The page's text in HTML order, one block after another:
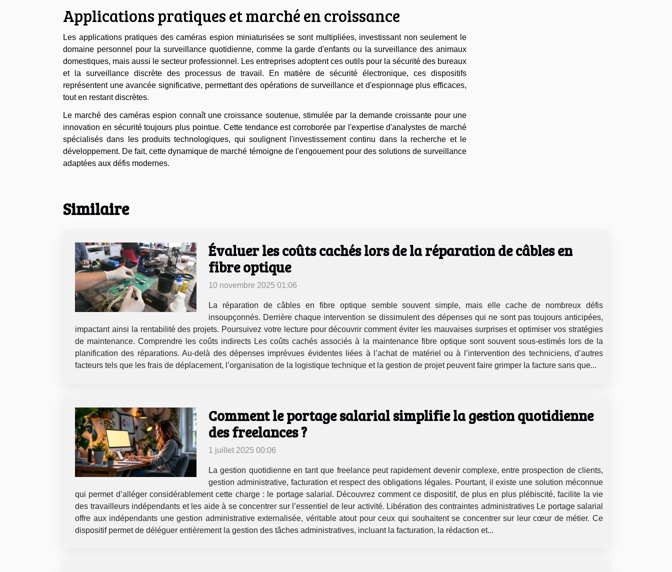
Applications pratiques et marché en croissance
Les applications pratiques des caméras espion miniaturisées se sont multipliées, investissant non seulement le
domaine personnel pour la surveillance quotidienne, comme la garde d'enfants ou la surveillance des animaux
domestiques, mais aussi le secteur professionnel. Les entreprises adoptent ces outils pour la sécurité des bureaux
et la surveillance discrète des processus de travail. En matière de sécurité électronique, ces dispositifs
représentent une avancée significative, permettant des opérations de surveillance et d'espionnage plus efficaces,
tout en restant discrètes.
Le marché des caméras espion connaît une croissance soutenue, stimulée par la demande croissante pour une
innovation en sécurité toujours plus pointue. Cette tendance est corroborée par l'expertise d'analystes de marché
spécialisés dans les produits technologiques, qui soulignent l'investissement continu dans la recherche et le
développement. De fait, cette dynamique de marché témoigne de l'engouement pour des solutions de surveillance
adaptées aux défis modernes.
Similaire
Évaluer les coûts cachés lors de la réparation de câbles en
fibre optique
10 novembre 2025 01:06
La réparation de câbles en fibre optique semble souvent simple, mais elle cache de nombreux défis
insoupçonnés. Derrière chaque intervention se dissimulent des dépenses qui ne sont pas toujours anticipées,
impactant ainsi la rentabilité des projets. Poursuivez votre lecture pour découvrir comment éviter les mauvaises surprises et optimiser vos stratégies
de maintenance. Comprendre les coûts indirects Les coûts cachés associés à la maintenance fibre optique sont souvent sous-estimés lors de la
planification des réparations. Au-delà des dépenses imprévues évidentes liées à l’achat de matériel ou à l’intervention des techniciens, d’autres
facteurs tels que les frais de déplacement, l’organisation de la logistique technique et la gestion de projet peuvent faire grimper la facture sans que...
Comment le portage salarial simplifie la gestion quotidienne
des freelances ?
1 juillet 2025 00:06
La gestion quotidienne en tant que freelance peut rapidement devenir complexe, entre prospection de clients,
gestion administrative, facturation et respect des obligations légales. Pourtant, il existe une solution méconnue
qui permet d’alléger considérablement cette charge : le portage salarial. Découvrez comment ce dispositif, de plus en plus plébiscité, facilite la vie
des travailleurs indépendants et les aide à se concentrer sur l’essentiel de leur activité. Libération des contraintes administratives Le portage salarial
offre aux indépendants une gestion administrative externalisée, véritable atout pour ceux qui souhaitent se concentrer sur leur cœur de métier. Ce
dispositif permet de déléguer entièrement la gestion des tâches administratives, incluant la facturation, la rédaction et...